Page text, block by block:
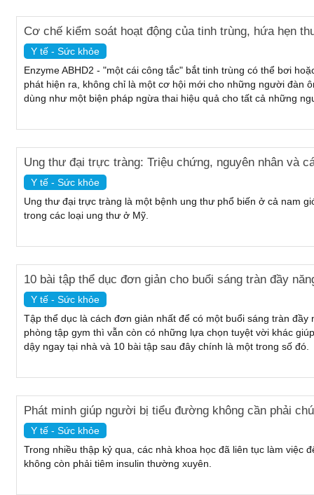
Cơ chế kiểm soát hoạt động của tinh trùng, hứa hẹn
Y tế - Sức khỏe
Enzyme ABHD2 - "một cái công tắc" bắt tinh trùng có thể bơi
phát hiện ra, không chỉ là một cơ hội mới cho những người đàn
dùng như một biện pháp ngừa thai hiệu quả cho tất cả những
Ung thư đại trực tràng: Triệu chứng, nguyên nhân và
Y tế - Sức khỏe
Ung thư đại trực tràng là một bệnh ung thư phổ biến ở cả nam
trong các loại ung thư ở Mỹ.
10 bài tập thể dục đơn giản cho buổi sáng tràn đầy
Y tế - Sức khỏe
Tập thể dục là cách đơn giản nhất để có một buổi sáng tràn
phòng tập gym thì vẫn còn có những lựa chọn tuyệt vời khác
dậy ngay tại nhà và 10 bài tập sau đây chính là một trong số đó.
Phát minh giúp người bị tiểu đường không cần phải
Y tế - Sức khỏe
Trong nhiều thập kỷ qua, các nhà khoa học đã liên tục làm việc
không còn phải tiêm insulin thường xuyên.